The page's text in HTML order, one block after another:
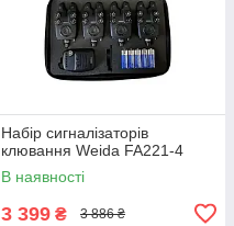
Набір сигналізаторів
клювання Weida FA221-4
В наявності
3 399 ₴ 3 886 ₴